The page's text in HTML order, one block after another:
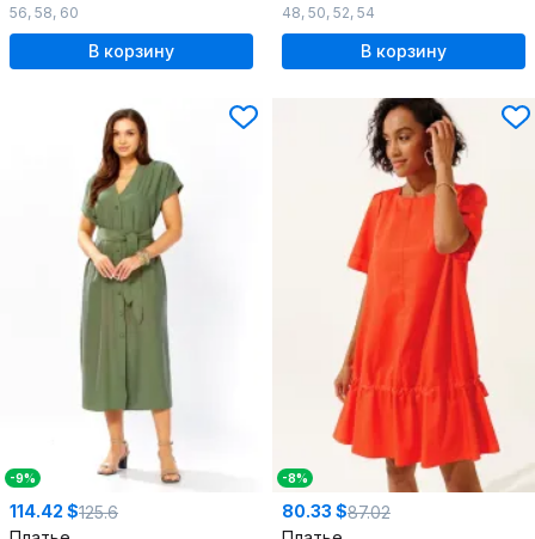
56, 58, 60
В корзину
48, 50, 52, 54
В корзину
-9%
114.42 $125.6
-8%
80.33 $87.02